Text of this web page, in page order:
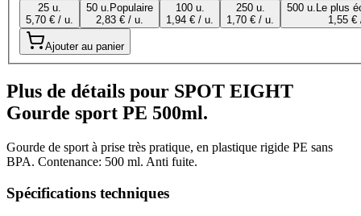
25 u.
5,70 € / u.
50 u. Populaire
2,83 € / u.
100 u.
1,94 € / u.
250 u.
1,70 € / u.
500 u. Le plus
1,55 €
Ajouter au panier
Plus de détails pour SPOT EIGHT
Gourde sport PE 500ml.
Gourde de sport à prise très pratique, en plastique rigide PE sans
BPA. Contenance: 500 ml. Anti fuite.
Spécifications techniques